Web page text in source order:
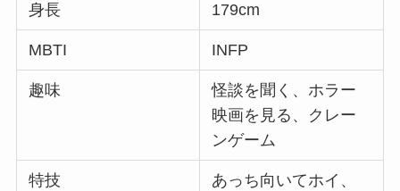
身長 179cm
MBTI INFP
趣味
怪談を聞く、ホラー
映画を見る、クレー
ンゲーム
特技
あっち向いてホイ、